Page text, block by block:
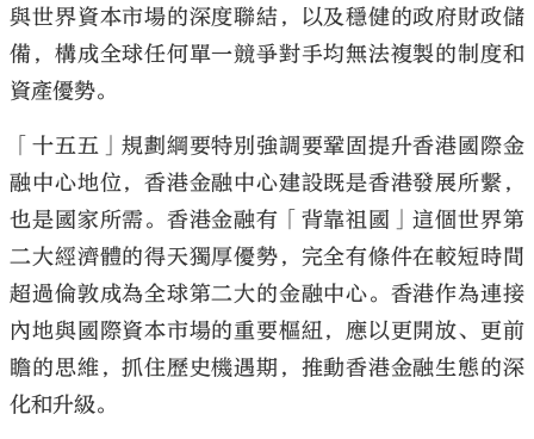
與世界資本市場的深度聯結，以及穩健的政府財政儲
備，構成全球任何單一競爭對手均無法複製的制度和
資產優勢。
「十五五」規劃綱要特別強調要鞏固提升香港國際金
融中心地位，香港金融中心建設既是香港發展所繫，
也是國家所需。香港金融有「背靠祖國」這個世界第
二大經濟體的得天獨厚優勢，完全有條件在較短時間
超過倫敦成為全球第二大的金融中心。香港作為連接
內地與國際資本市場的重要樞紐，應以更開放、更前
瞻的思維，抓住歷史機遇期，推動香港金融生態的深
化和升級。